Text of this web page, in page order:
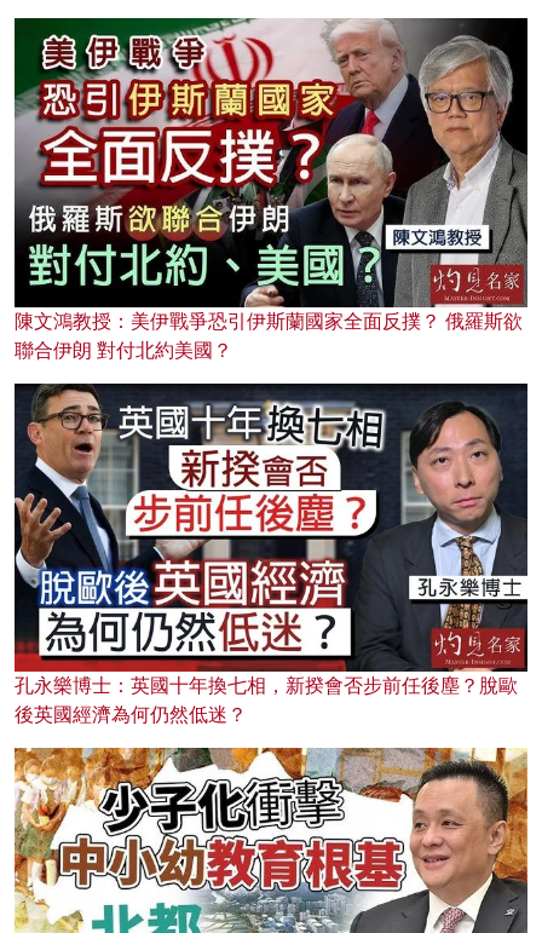
陳文鴻教授：美伊戰爭恐引伊斯蘭國家全面反撲？ 俄羅斯欲
聯合伊朗 對付北約美國？
孔永樂博士：英國十年換七相，新揆會否步前任後塵？脫歐
後英國經濟為何仍然低迷？